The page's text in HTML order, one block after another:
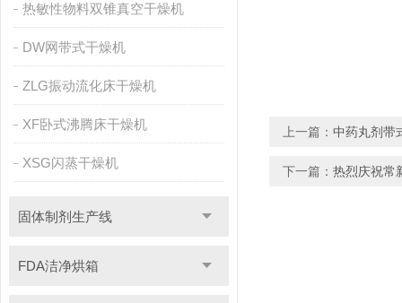
热敏性物料双锥真空干燥机
DW网带式干燥机
ZLG振动流化床干燥机
XF卧式沸腾床干燥机
XSG闪蒸干燥机
固体制剂生产线
FDA洁净烘箱
上一篇： 中药丸剂带
下一篇： 热烈庆祝常